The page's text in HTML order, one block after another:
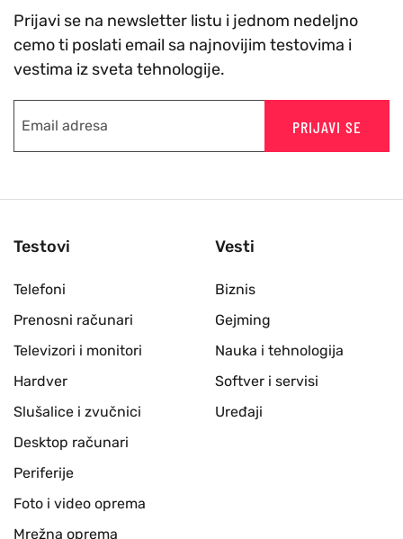
Prijavi se na newsletter listu i jednom nedeljno
cemo ti poslati email sa najnovijim testovima i
vestima iz sveta tehnologije.
PRIJAVI SE
Testovi
Telefoni
Prenosni računari
Televizori i monitori
Hardver
Slušalice i zvučnici
Desktop računari
Periferije
Foto i video oprema
Mrežna oprema
Vesti
Biznis
Gejming
Nauka i tehnologija
Softver i servisi
Uređaji